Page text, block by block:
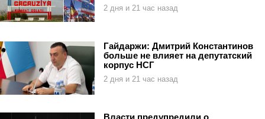
2 дня и 21 час назад
Гайдаржи: Дмитрий Константинов
больше не влияет на депутатский
корпус НСГ
2 дня и 21 час назад
Власти предупредили о